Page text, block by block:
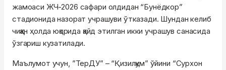
жамоаси ЖЧ-2026 сафари олдидан “Бунёдкор”
стадионида назорат учрашуви ўтказади. Шундан келиб
чиққан ҳолда юқорида қайд этилган икки учрашув санасида
ўзгариш кузатилади.
Маълумот учун, ”ТерДУ” – “Қизилқум” ўйини “Сурхон